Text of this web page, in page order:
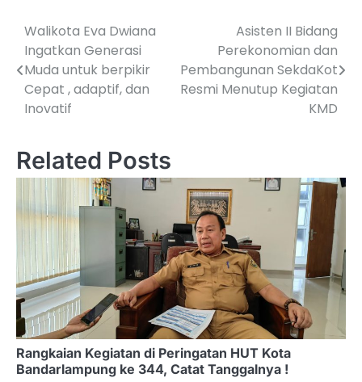
Navigasi
pos
Walikota Eva Dwiana
Ingatkan Generasi
Muda untuk berpikir
Cepat , adaptif, dan
Inovatif
Asisten II Bidang
Perekonomian dan
Pembangunan SekdaKot
Resmi Menutup Kegiatan
KMD
Related Posts
Rangkaian Kegiatan di Peringatan HUT Kota
Bandarlampung ke 344, Catat Tanggalnya !